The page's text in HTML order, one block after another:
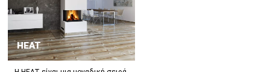
HEAT